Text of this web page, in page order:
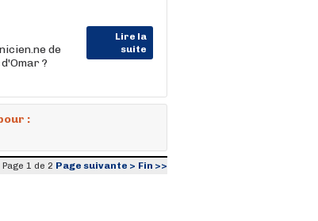
Lire la
suite
de
?
:
Page 1 de 2 Page suivante > Fin >>